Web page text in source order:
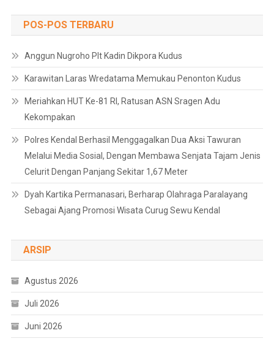
POS-POS TERBARU
Anggun Nugroho Plt Kadin Dikpora Kudus
Karawitan Laras Wredatama Memukau Penonton Kudus
Meriahkan HUT Ke-81 RI, Ratusan ASN Sragen Adu
Kekompakan
Polres Kendal Berhasil Menggagalkan Dua Aksi Tawuran
Melalui Media Sosial, Dengan Membawa Senjata Tajam Jenis
Celurit Dengan Panjang Sekitar 1,67 Meter
Dyah Kartika Permanasari, Berharap Olahraga Paralayang
Sebagai Ajang Promosi Wisata Curug Sewu Kendal
ARSIP
Agustus 2026
Juli 2026
Juni 2026